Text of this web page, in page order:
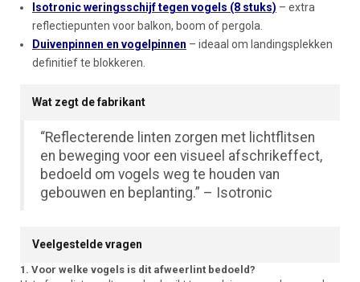
Isotronic weringsschijf tegen vogels (8 stuks) – extra
reflectiepunten voor balkon, boom of pergola.
Duivenpinnen en vogelpinnen – ideaal om landingsplekken
definitief te blokkeren.
Wat zegt de fabrikant
“Reflecterende linten zorgen met lichtflitsen
en beweging voor een visueel afschrikeffect,
bedoeld om vogels weg te houden van
gebouwen en beplanting.” – Isotronic
Veelgestelde vragen
1. Voor welke vogels is dit afweerlint bedoeld?